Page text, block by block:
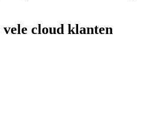
cloud klanten